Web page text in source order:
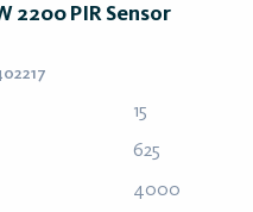
2200 PIR Sensor
15
625
4000